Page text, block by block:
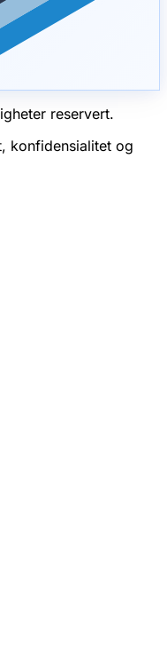
reservert.
konfidensialitet og